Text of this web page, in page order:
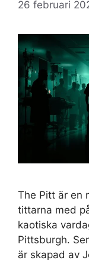
26 februari
The Pitt är en
tittarna med
kaotiska
Pittsburgh.
är skapad av